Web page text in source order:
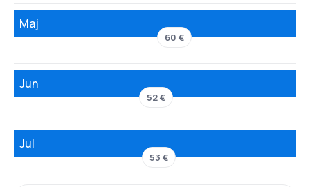
Maj
60 €
Jun
52 €
Jul
53 €